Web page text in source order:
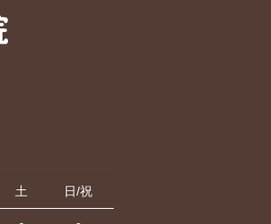
土 日/祝